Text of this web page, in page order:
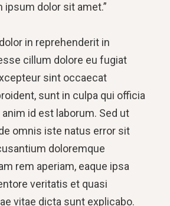
ipsum dolor sit amet.”
in reprehenderit in
cillum dolore eu fugiat
sint occaecat
sunt in culpa qui officia
id est laborum. Sed ut
omnis iste natus error sit
doloremque
rem aperiam, eaque ipsa
veritatis et quasi
vitae dicta sunt explicabo.